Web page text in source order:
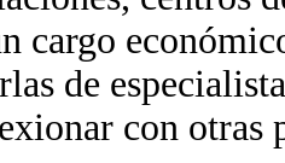
cargo
de
con otras